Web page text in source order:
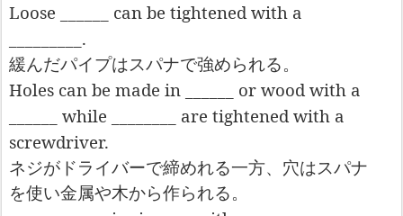
Loose ______ can be tightened with a
_________.
緩んだパイプはスパナで強められる。
Holes can be made in ______ or wood with a
______ while ________ are tightened with a
screwdriver.
ネジがドライバーで締めれる一方、穴はスパナ
を使い金属や木から作られる。